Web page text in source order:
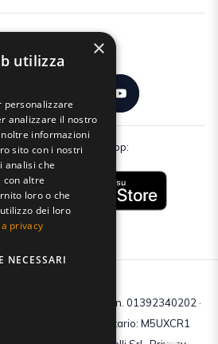
la nostra app:
· Reg.Imp. di Mantova: n. 01392340202 ·
i.v. · Codice destinatario: M5UXCR1
×
utilizza
personalizzare
analizzare il nostro
informazioni
sito con i nostri
analisi che
con altre
loro o che
dei loro
privacy
NECESSARI